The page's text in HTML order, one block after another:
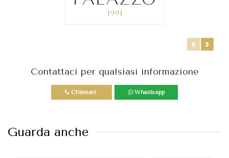
Contattaci per qualsiasi informazione
Chiamaci Whastsapp
Guarda anche